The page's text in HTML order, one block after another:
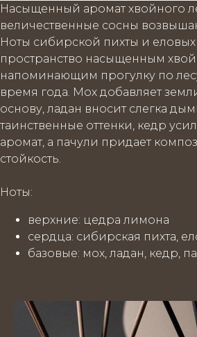
Насыщенный аромат хвойного
величественные сосны
Ноты сибирской пихты и
пространство насыщенным
напоминающим прогулку по
время года. Мох добавляет
основу, ладан вносит слегка
таинственные оттенки, кедр
аромат, а пачули придает
стойкость.
Ноты:
верхние: цедра лимона
сердца: сибирская пихта,
базовые: мох, ладан, кедр,